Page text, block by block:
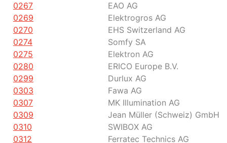
0267
EAO AG
0269
Elektrogros AG
0270
EHS Switzerland AG
0274
Somfy SA
0275
Elektron AG
0280
ERICO Europe B.V.
0299
Durlux AG
0303
Fawa AG
0307
MK Illumination AG
0309
Jean Müller (Schweiz) GmbH
0310
SWIBOX AG
0312
Ferratec Technics AG